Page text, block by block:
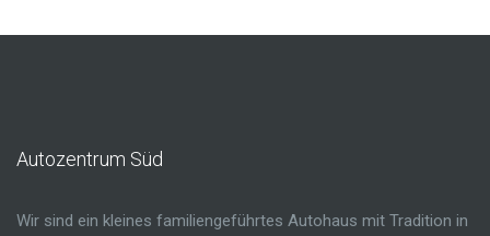
Autozentrum Süd
Wir sind ein kleines familiengeführtes Autohaus mit Tradition in